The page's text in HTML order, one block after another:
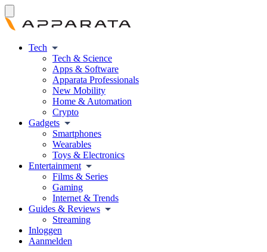
Tech
Tech & Science
Apps & Software
Apparata Professionals
New Mobility
Home & Automation
Crypto
Gadgets
Smartphones
Wearables
Toys & Electronics
Entertainment
Films & Series
Gaming
Internet & Trends
Guides & Reviews
Streaming
Inloggen
Aanmelden